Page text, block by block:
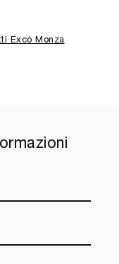
Excò Monza